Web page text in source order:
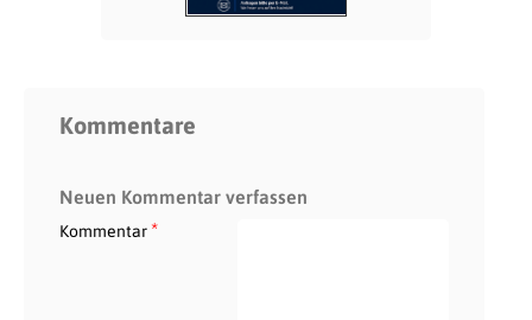
Kommentare
Neuen Kommentar verfassen
Kommentar*